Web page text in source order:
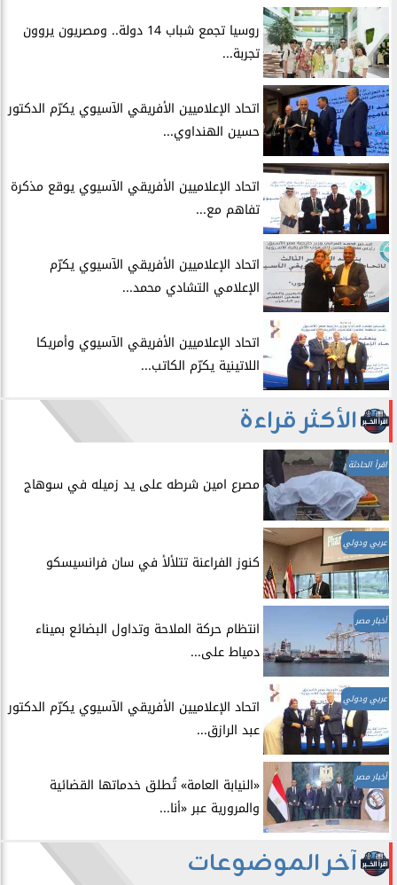
روسيا تجمع شباب 14 دولة.. ومصريون يروون
تجربة...
اتحاد الإعلاميين الأفريقي الآسيوي يكرّم الدكتور
حسين الهنداوي...
اتحاد الإعلاميين الأفريقي الآسيوي يوقع مذكرة
تفاهم مع...
اتحاد الإعلاميين الأفريقي الآسيوي يكرّم
الإعلامي التشادي محمد...
اتحاد الإعلاميين الأفريقي الآسيوي وأمريكا
اللاتينية يكرّم الكاتب...
الأكثر قراءة
اقرأ الحادثة
مصرع امين شرطه على يد زميله في سوهاج
عربي ودولي
​كنوز الفراعنة تتلألأ في سان فرانسيسكو
أخبار مصر
انتظام حركة الملاحة وتداول البضائع بميناء
دمياط على...
عربي ودولي
اتحاد الإعلاميين الأفريقي الآسيوي يكرّم الدكتور
عبد الرازق...
أخبار مصر
​«النيابة العامة» تُطلق خدماتها القضائية
والمرورية عبر «أنا...
آخر الموضوعات